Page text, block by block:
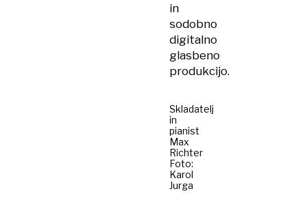
in
sodobno
digitalno
glasbeno
produkcijo.
Skladatelj
in
pianist
Max
Richter
Foto:
Karol
Jurga